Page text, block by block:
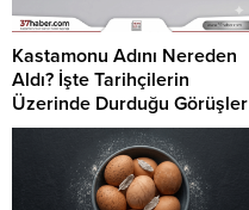
Kastamonu Adını Nereden
Aldı? İşte Tarihçilerin
Üzerinde Durduğu Görüşler